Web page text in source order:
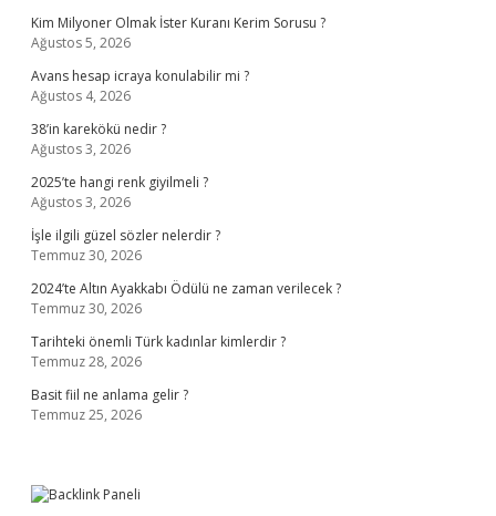
Kim Milyoner Olmak İster Kuranı Kerim Sorusu ?
Ağustos 5, 2026
Avans hesap icraya konulabilir mi ?
Ağustos 4, 2026
38’in karekökü nedir ?
Ağustos 3, 2026
2025’te hangi renk giyilmeli ?
Ağustos 3, 2026
İşle ilgili güzel sözler nelerdir ?
Temmuz 30, 2026
2024’te Altın Ayakkabı Ödülü ne zaman verilecek ?
Temmuz 30, 2026
Tarihteki önemli Türk kadınlar kimlerdir ?
Temmuz 28, 2026
Basit fiil ne anlama gelir ?
Temmuz 25, 2026